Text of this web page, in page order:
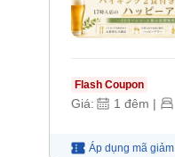
Flash Coupon
Giá: 1 đêm |
Áp dụng mã giảm